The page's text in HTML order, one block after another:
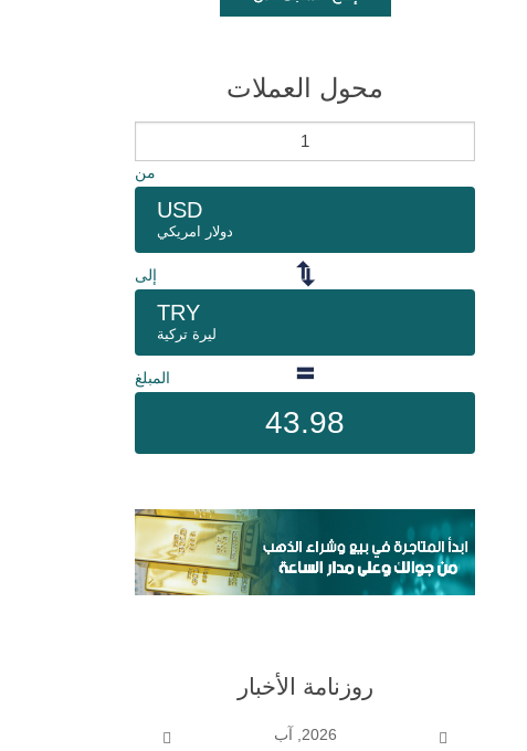
محول العملات
من
USD
دولار امريكي
إلى
TRY
ليرة تركية
المبلغ
43.98
روزنامة الأخبار
2026, آب